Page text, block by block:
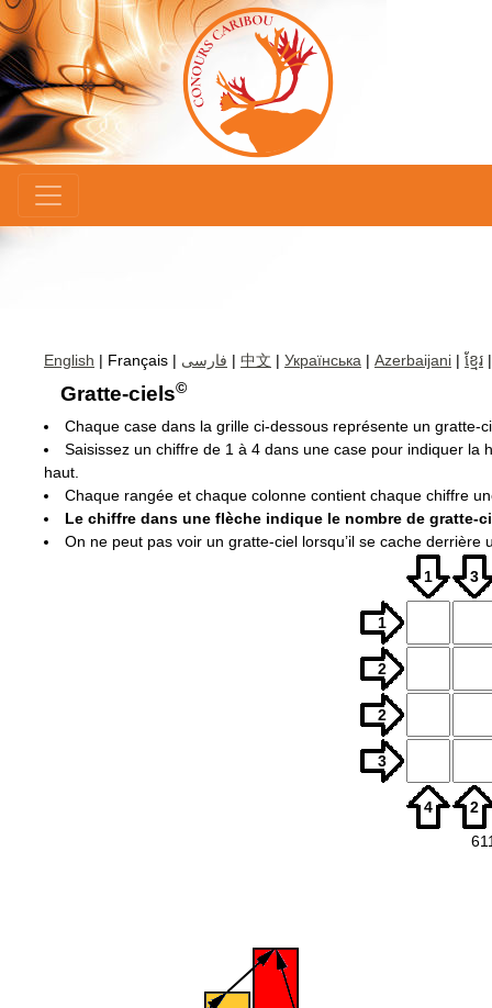
English | Français | فارسی | 中文 | Українська | Azerbaijani | ខ្មែរ
Gratte-ciels©
Chaque case dans la grille ci-dessous représente un gratte-
Saisissez un chiffre de 1 à 4 dans une case pour indiquer
haut.
Chaque rangée et chaque colonne contient chaque chiffre
Le chiffre dans une flèche indique le nombre de
On ne peut pas voir un gratte-ciel lorsqu’il se cache derrière
1
3
1
2
2
3
4
2